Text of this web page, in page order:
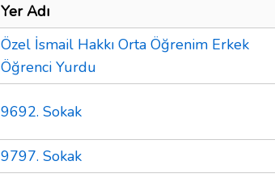
Yer Adı
Özel İsmail Hakkı Orta Öğrenim Erkek
Öğrenci Yurdu
9692. Sokak
9797. Sokak